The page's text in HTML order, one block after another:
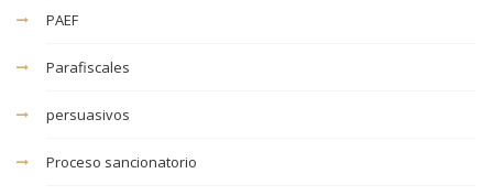
PAEF
Parafiscales
persuasivos
Proceso sancionatorio